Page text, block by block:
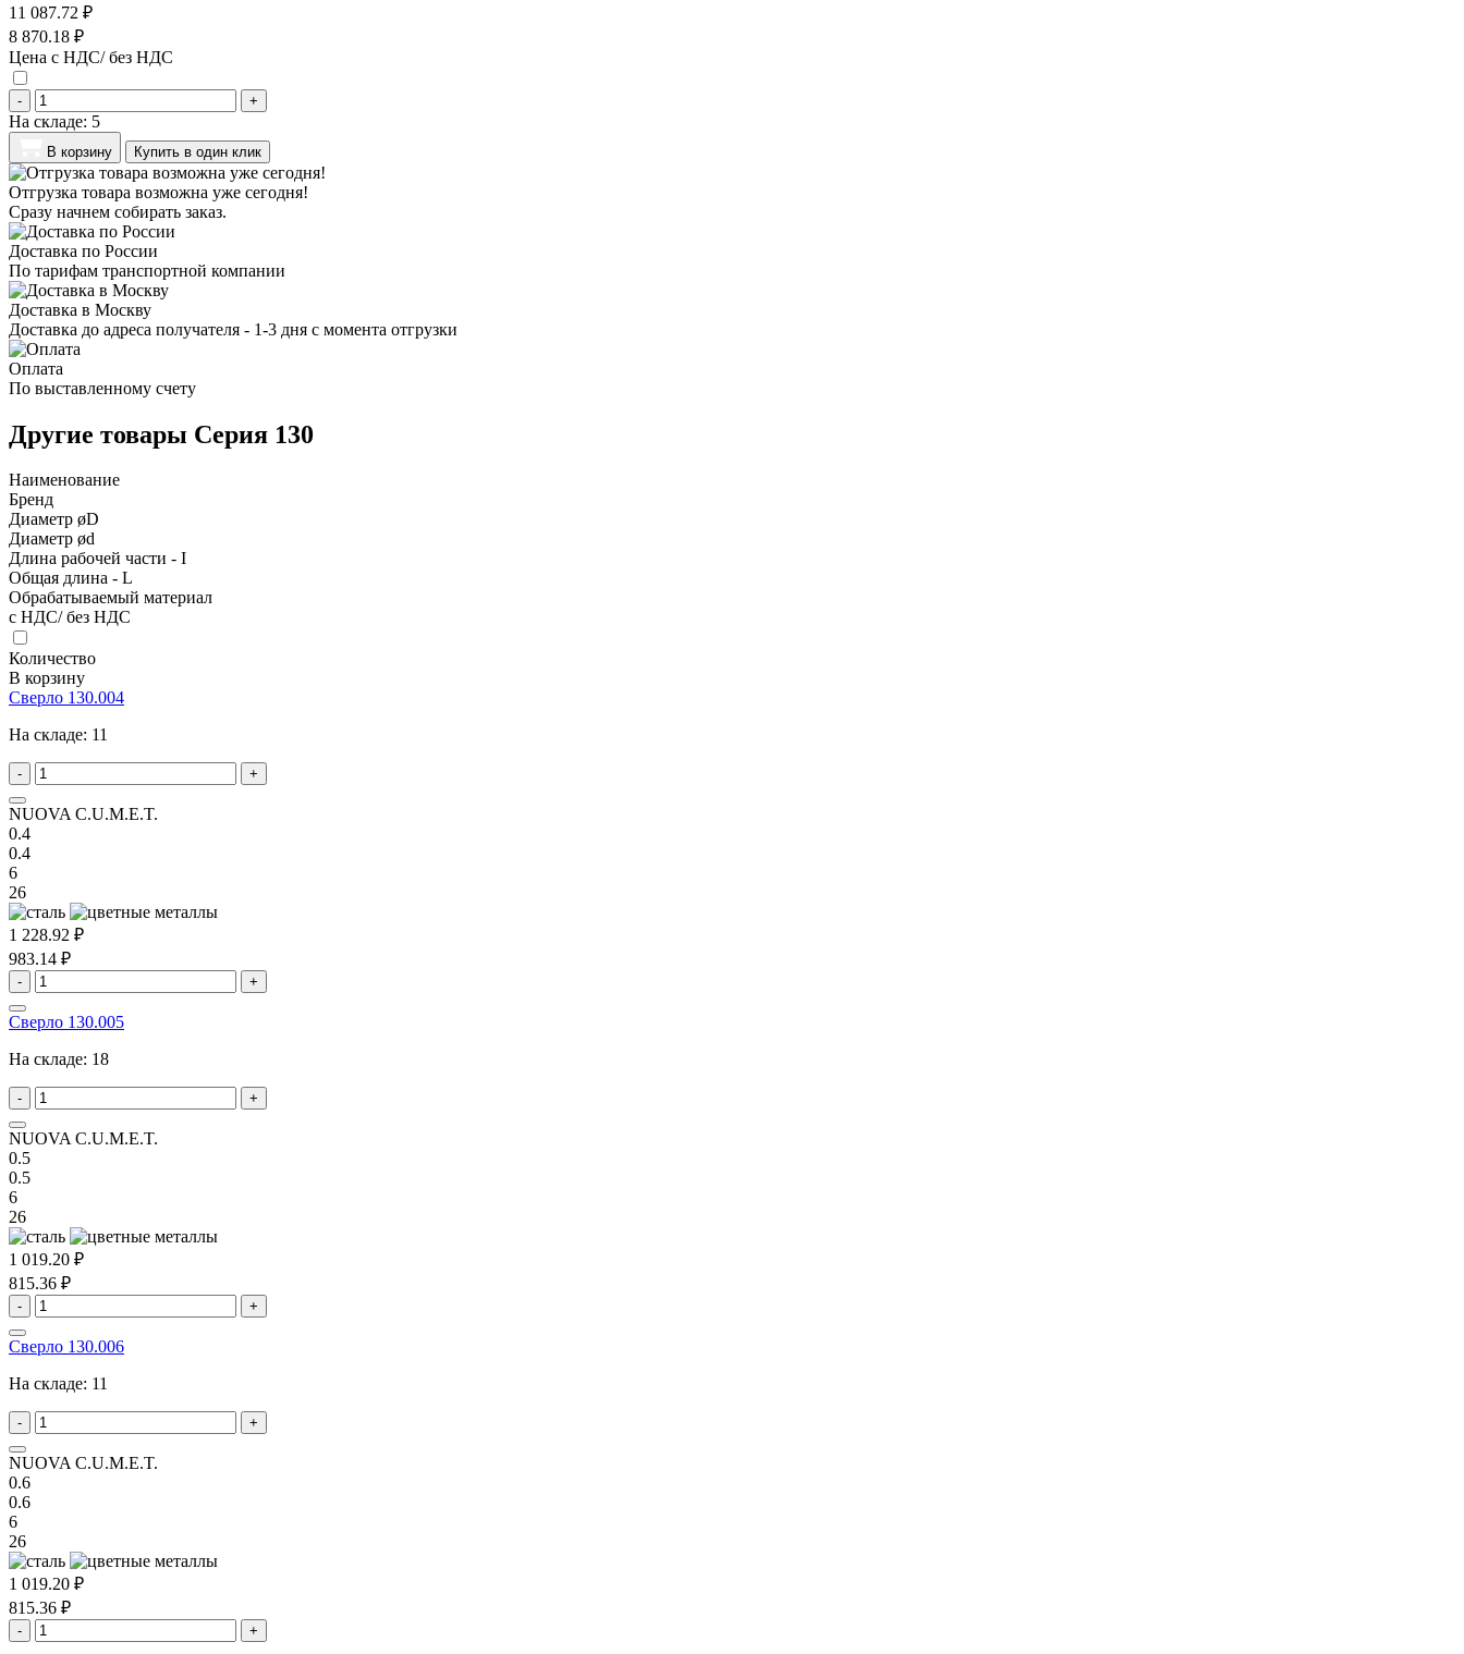
11 087.72 ₽
8 870.18 ₽
Цена с НДС/ без НДС
- +
На складе: 5
В корзину Купить в один клик
Отгрузка товара возможна уже сегодня!
Сразу начнем собирать заказ.
Доставка по России
По тарифам транспортной компании
Доставка в Москву
Доставка до адреса получателя - 1-3 дня с момента отгрузки
Оплата
По выставленному счету
Другие товары Серия 130
Наименование
Бренд
Диаметр øD
Диаметр ød
Длина рабочей части - I
Общая длина - L
Обрабатываемый материал
с НДС/ без НДС
Количество
В корзину
Сверло 130.004
На складе: 11
- +
NUOVA C.U.M.E.T.
0.4
0.4
6
26
1 228.92 ₽
983.14 ₽
- +
Сверло 130.005
На складе: 18
- +
NUOVA C.U.M.E.T.
0.5
0.5
6
26
1 019.20 ₽
815.36 ₽
- +
Сверло 130.006
На складе: 11
- +
NUOVA C.U.M.E.T.
0.6
0.6
6
26
1 019.20 ₽
815.36 ₽
- +